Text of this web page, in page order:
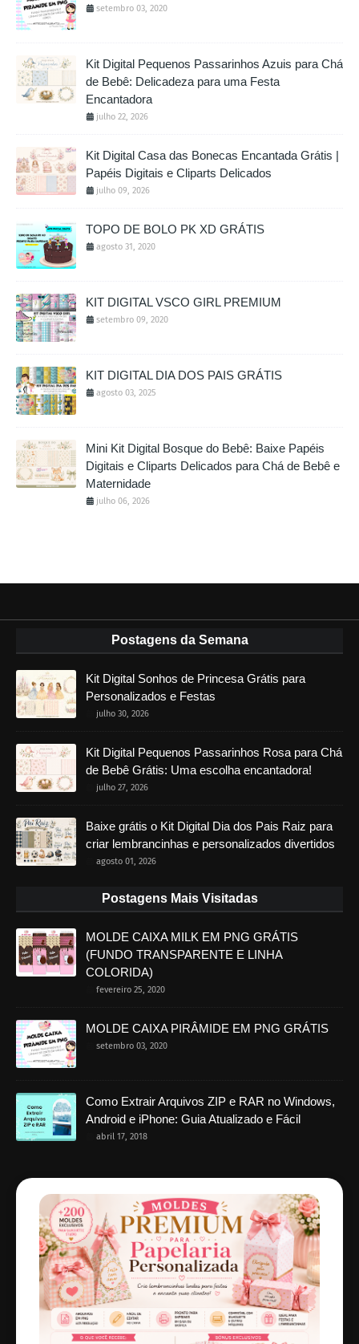
setembro 03, 2020
Kit Digital Pequenos Passarinhos Azuis para Chá
de Bebê: Delicadeza para uma Festa
Encantadora
julho 22, 2026
Kit Digital Casa das Bonecas Encantada Grátis |
Papéis Digitais e Cliparts Delicados
julho 09, 2026
TOPO DE BOLO PK XD GRÁTIS
agosto 31, 2020
KIT DIGITAL VSCO GIRL PREMIUM
setembro 09, 2020
KIT DIGITAL DIA DOS PAIS GRÁTIS
agosto 03, 2025
Mini Kit Digital Bosque do Bebê: Baixe Papéis
Digitais e Cliparts Delicados para Chá de Bebê e
Maternidade
julho 06, 2026
Postagens da Semana
Kit Digital Sonhos de Princesa Grátis para
Personalizados e Festas
julho 30, 2026
Kit Digital Pequenos Passarinhos Rosa para Chá
de Bebê Grátis: Uma escolha encantadora!
julho 27, 2026
Baixe grátis o Kit Digital Dia dos Pais Raiz para
criar lembrancinhas e personalizados divertidos
agosto 01, 2026
Postagens Mais Visitadas
MOLDE CAIXA MILK EM PNG GRÁTIS
(FUNDO TRANSPARENTE E LINHA
COLORIDA)
fevereiro 25, 2020
MOLDE CAIXA PIRÂMIDE EM PNG GRÁTIS
setembro 03, 2020
Como Extrair Arquivos ZIP e RAR no Windows,
Android e iPhone: Guia Atualizado e Fácil
abril 17, 2018